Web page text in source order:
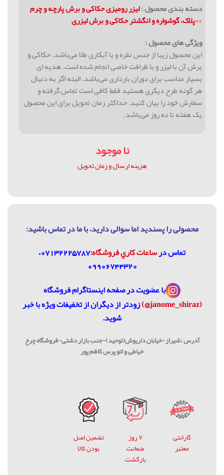
دسته بندی محصول :لیزر رومیزی حکاکی و برش پارچه و چرم
>>پلاک، گوشواره و انگشتر حکاکی و برش لیزری
ویژگی های محصول :
این محصول زیبا از جنس نقره و با آبکاری طلا می‌باشد. حکاکی و
برش آن با لیزر و با ظرافت خاصی انجام شده است. هدیه ای
بسیار مناسب برای دوران بارداری می‌باشد. البته اگر به دنبال
هر گونه طرح دیگری هستید فقط کافی است تماس گرفته و
سفارش خود را بیان کنید. حداکثر زمان تحویل برای این محصول
یک هفته تا ده روز می‌باشد.
نا موجود
هزینه ارسال و زمان تحویل
محصولی را پسندید اما سوالی دارید، با ما در تماس باشيد:
تماس درساعات كاري فروشگاه
:07132225787،
09906744320
با عضویت درصفحه اینستاگرام فروشگاه
(janome_shiraz@)
زودتر از دیگران از تخفیفات ویژه با خبر
شوید.
آدرس :شیراز-خیابان داریوش(توحید)-جنب بازار دشتی-فروشگاه چرخ
خیاطی و اتو پرس کاظم پور
گارانتی
معتبر
۷ روز
ضمانت
بازگشت
تضمین اصل
بودن کالا